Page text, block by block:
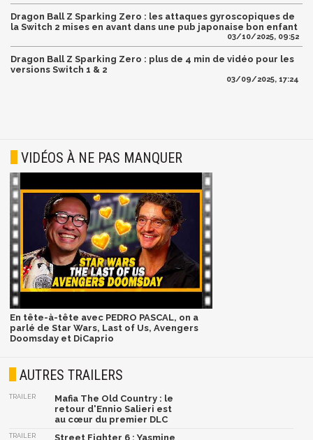
Dragon Ball Z Sparking Zero : les attaques gyroscopiques de
la Switch 2 mises en avant dans une pub japonaise bon enfant
03/10/2025, 09:52
Dragon Ball Z Sparking Zero : plus de 4 min de vidéo pour les
versions Switch 1 & 2
03/09/2025, 17:24
VIDÉOS À NE PAS MANQUER
En tête-à-tête avec PEDRO PASCAL, on a
parlé de Star Wars, Last of Us, Avengers
Doomsday et DiCaprio
AUTRES TRAILERS
TRAILER
Mafia The Old Country : le
retour d'Ennio Salieri est
au cœur du premier DLC
TRAILER Street Fighter 6 : Yasmine